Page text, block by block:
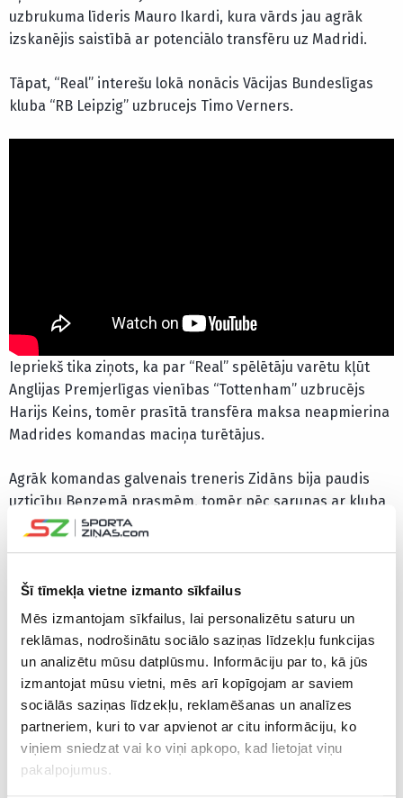
Šī tīmekļa vietne izmanto sīkfailus
Mēs izmantojam sīkfailus, lai personalizētu saturu un
reklāmas, nodrošinātu sociālo saziņas līdzekļu funkcijas
un analizētu mūsu datplūsmu. Informāciju par to, kā jūs
izmantojat mūsu vietni, mēs arī kopīgojam ar saviem
sociālās saziņas līdzekļu, reklamēšanas un analīzes
partneriem, kuri to var apvienot ar citu informāciju, ko
viņiem sniedzat vai ko viņi apkopo, kad lietojat viņu
pakalpojumus.
uzbrukuma līderis Mauro Ikardi, kura vārds jau agrāk
izskanējis saistībā ar potenciālo transfēru uz Madridi.
Tāpat, “Real” interešu lokā nonācis Vācijas Bundeslīgas
kluba “RB Leipzig” uzbrucejs Timo Verners.
Iepriekš tika ziņots, ka par “Real” spēlētāju varētu kļūt
Anglijas Premjerlīgas vienības “Tottenham” uzbrucējs
Harijs Keins, tomēr prasītā transfēra maksa neapmierina
Madrides komandas maciņa turētājus.
Agrāk komandas galvenais treneris Zidāns bija paudis
uzticību Benzemā prasmēm, tomēr pēc sarunas ar kluba
prezidentu Florentinu Peresu, piekritis meklēt jaunu
Kluba vadība uzskata, ka vasarā pieļāvusi kļūdu pārdodot
spāņu uzbrucēju Alvaro Moratu, kurš pārcēlās uz Anglijas
Premjerlīgas komandu “Chelsea”.
CITAS ZIŅAS NO ŠĪS KATEGORIJAS